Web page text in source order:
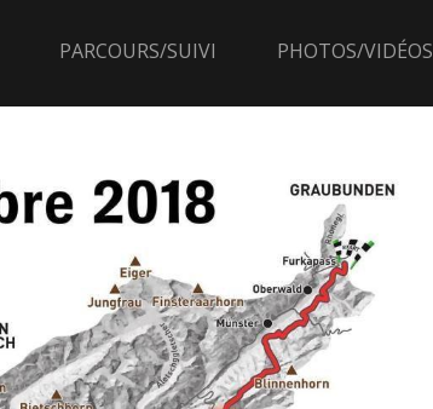
PARCOURS/SUIVI PHOTOS/VIDÉOS